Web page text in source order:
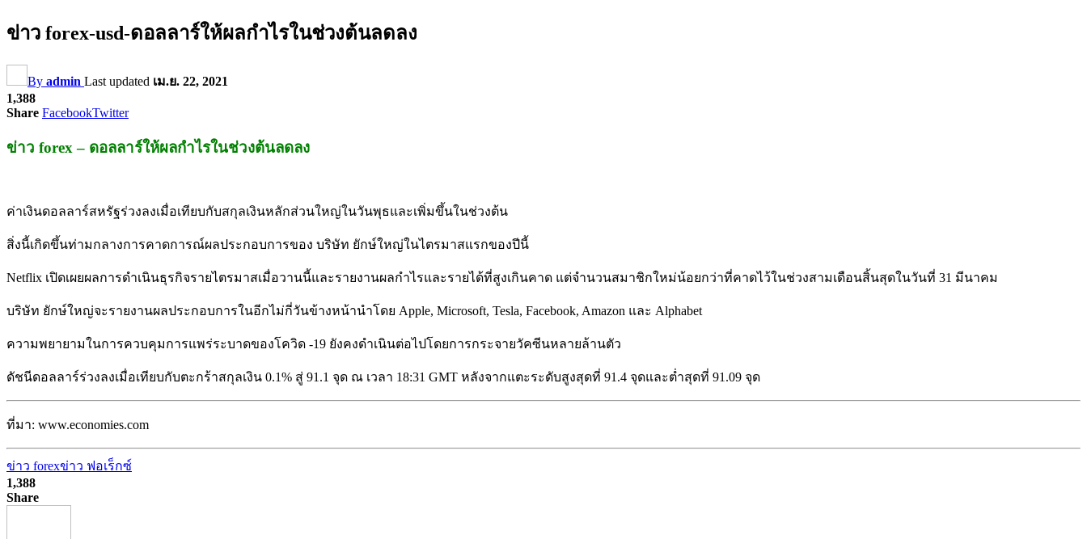
ข่าว forex-usd-ดอลลาร์ให้ผลกำไรในช่วงต้นลดลง
By admin Last updated เม.ย. 22, 2021
1,388
Share FacebookTwitter
ข่าว forex – ดอลลาร์ให้ผลกำไรในช่วงต้นลดลง
ค่าเงินดอลลาร์สหรัฐร่วงลงเมื่อเทียบกับสกุลเงินหลักส่วนใหญ่ในวันพุธและเพิ่มขึ้นในช่วงต้น
สิ่งนี้เกิดขึ้นท่ามกลางการคาดการณ์ผลประกอบการของ บริษัท ยักษ์ใหญ่ในไตรมาสแรกของปีนี้
Netflix เปิดเผยผลการดำเนินธุรกิจรายไตรมาสเมื่อวานนี้และรายงานผลกำไรและรายได้ที่สูงเกินคาด แต่จำนวนสมาชิกใหม่น้อยกว่าที่คาดไว้ในช่วงสามเดือนสิ้นสุดในวันที่ 31 มีนาคม
บริษัท ยักษ์ใหญ่จะรายงานผลประกอบการในอีกไม่กี่วันข้างหน้านำโดย Apple, Microsoft, Tesla, Facebook, Amazon และ Alphabet
ความพยายามในการควบคุมการแพร่ระบาดของโควิด -19 ยังคงดำเนินต่อไปโดยการกระจายวัคซีนหลายล้านตัว
ดัชนีดอลลาร์ร่วงลงเมื่อเทียบกับตะกร้าสกุลเงิน 0.1% สู่ 91.1 จุด ณ เวลา 18:31 GMT หลังจากแตะระดับสูงสุดที่ 91.4 จุดและต่ำสุดที่ 91.09 จุด
ที่มา: www.economies.com
ข่าว forexข่าว ฟอเร็กซ์
1,388
Share